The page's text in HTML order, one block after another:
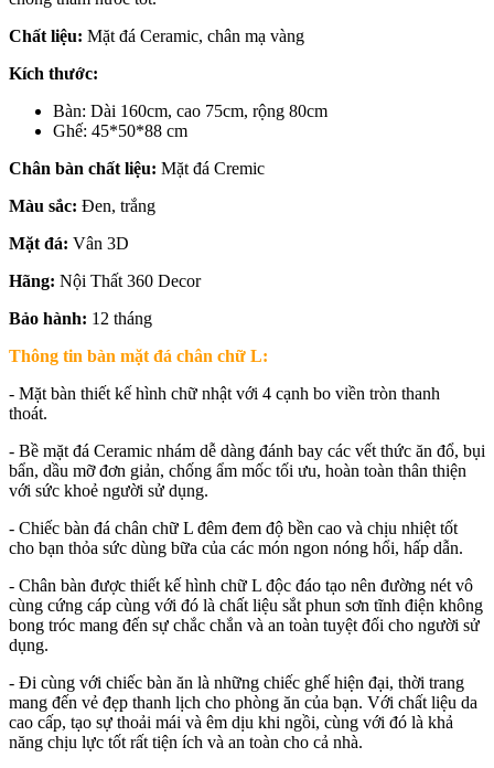
Chất liệu: Mặt đá Ceramic, chân mạ vàng
Kích thước:
Bàn: Dài 160cm, cao 75cm, rộng 80cm
Ghế: 45*50*88 cm
Chân bàn chất liệu: Mặt đá Cremic
Màu sắc: Đen, trắng
Mặt đá: Vân 3D
Hãng: Nội Thất 360 Decor
Bảo hành: 12 tháng
Thông tin bàn mặt đá chân chữ L:
- Mặt bàn thiết kế hình chữ nhật với 4 cạnh bo viền tròn thanh
thoát.
- Bề mặt đá Ceramic nhám dễ dàng đánh bay các vết thức ăn đổ, bụi
bẩn, dầu mỡ đơn giản, chống ẩm mốc tối ưu, hoàn toàn thân thiện
với sức khoẻ người sử dụng.
- Chiếc bàn đá chân chữ L đêm đem độ bền cao và chịu nhiệt tốt
cho bạn thỏa sức dùng bữa của các món ngon nóng hổi, hấp dẫn.
- Chân bàn được thiết kế hình chữ L độc đáo tạo nên đường nét vô
cùng cứng cáp cùng với đó là chất liệu sắt phun sơn tĩnh điện không
bong tróc mang đến sự chắc chắn và an toàn tuyệt đối cho người sử
dụng.
- Đi cùng với chiếc bàn ăn là những chiếc ghế hiện đại, thời trang
mang đến vẻ đẹp thanh lịch cho phòng ăn của bạn. Với chất liệu da
cao cấp, tạo sự thoải mái và êm dịu khi ngồi, cùng với đó là khả
năng chịu lực tốt rất tiện ích và an toàn cho cả nhà.